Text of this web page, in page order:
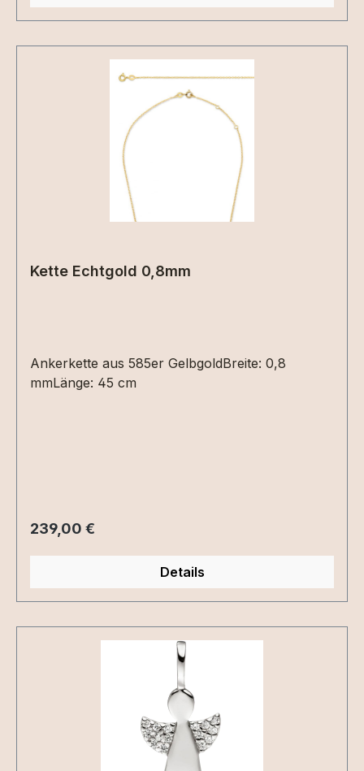
Kette Echtgold 0,8mm
Ankerkette aus 585er GelbgoldBreite: 0,8
mmLänge: 45 cm
Regulärer Preis:
239,00 €
Details